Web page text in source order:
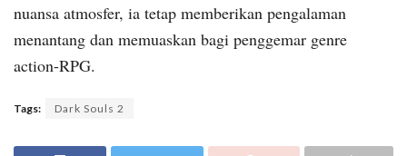
nuansa atmosfer, ia tetap memberikan pengalaman
menantang dan memuaskan bagi penggemar genre
action-RPG.
Tags: Dark Souls 2